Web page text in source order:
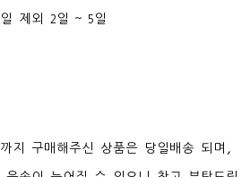
제외 2일 ~ 5일
지 구매해주신 상품은 당일배송 되며,